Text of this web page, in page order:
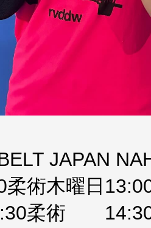
JAPAN
柔術木曜日
柔術 14:30